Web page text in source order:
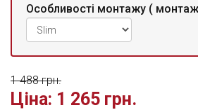
Особливості монтажу (
Ціна: 1 265 грн.
1 488 грн.